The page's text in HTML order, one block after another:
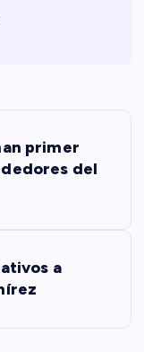
primer
del
a